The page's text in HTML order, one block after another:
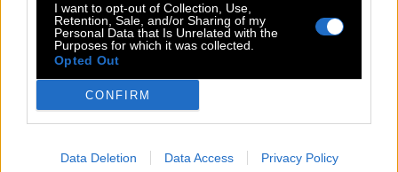
I want to opt-out of Collection, Use,
Retention, Sale, and/or Sharing of my
Personal Data that Is Unrelated with the
Purposes for which it was collected.
Opted Out
CONFIRM
Data Deletion Data Access Privacy Policy
A S I E
R
Porta __, römisches Stadttor in Trier
I G R
A